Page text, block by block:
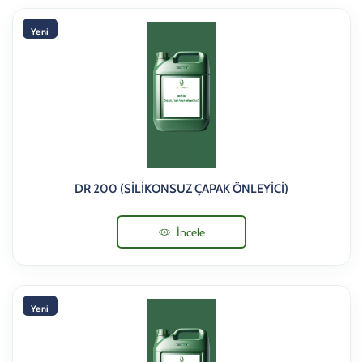
Yeni
DR 200 (SİLİKONSUZ ÇAPAK ÖNLEYİCİ)
İncele
Yeni